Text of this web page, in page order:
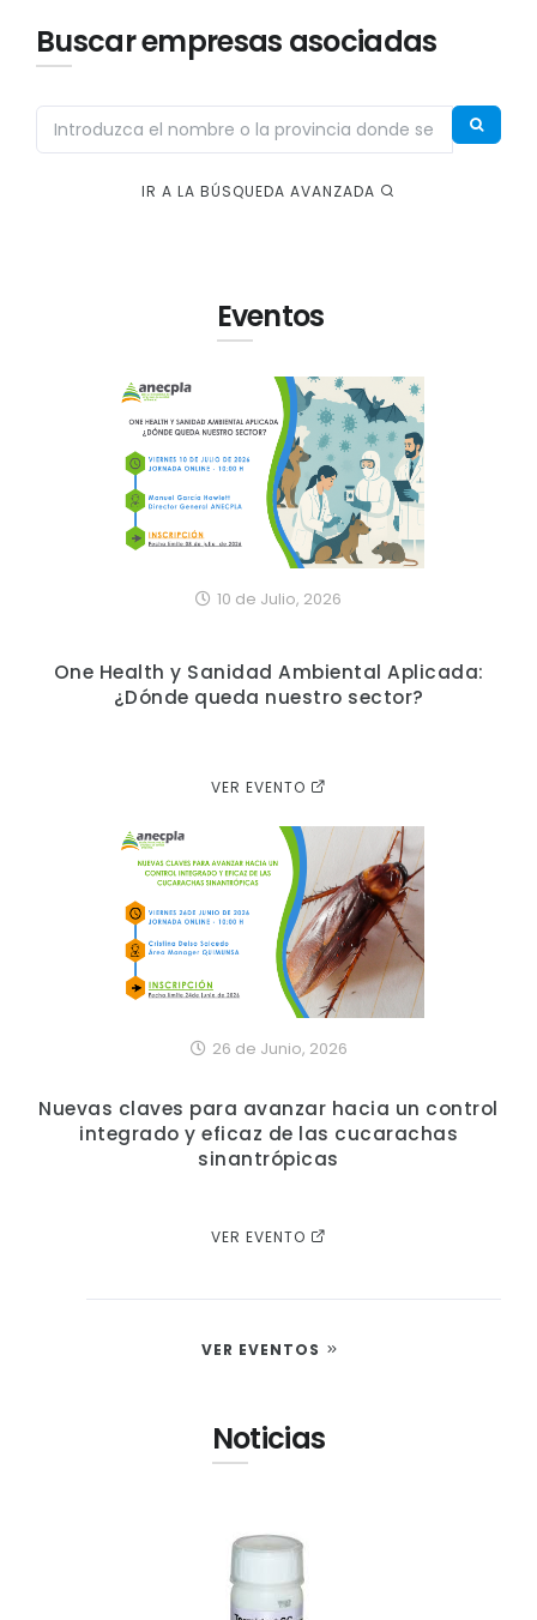
Buscar empresas asociadas
IR A LA BÚSQUEDA AVANZADA
Eventos
10 de Julio, 2026
One Health y Sanidad Ambiental Aplicada:
¿Dónde queda nuestro sector?
VER EVENTO
26 de Junio, 2026
Nuevas claves para avanzar hacia un control
integrado y eficaz de las cucarachas
sinantrópicas
VER EVENTO
VER EVENTOS
Noticias